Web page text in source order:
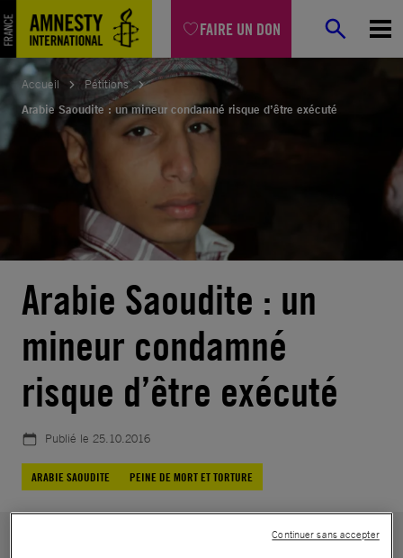
FAIRE UN DON
Aller
au
contenu
© Privé
Accueil
Pétitions
Arabie Saoudite : un mineur condamné risque d’être exécuté
Arabie Saoudite : un
mineur condamné
risque d’être exécuté
Publié le 25.10.2016
ARABIE SAOUDITE PEINE DE MORT ET TORTURE
Continuer sans accepter